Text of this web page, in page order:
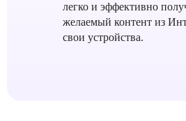
легко и эффективно
желаемый контент из
свои устройства.